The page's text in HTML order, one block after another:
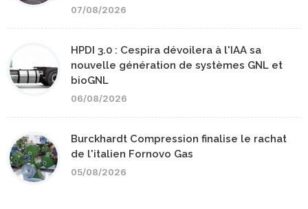
07/08/2026
HPDI 3.0 : Cespira dévoilera à l'IAA sa
nouvelle génération de systèmes GNL et
bioGNL
06/08/2026
Burckhardt Compression finalise le rachat
de l'italien Fornovo Gas
05/08/2026